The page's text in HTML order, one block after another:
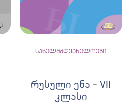
სახელმძღვანელოები
რუსული ენა – VII
კლასი